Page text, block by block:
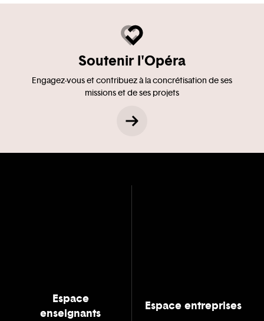
Soutenir l'Opéra
Engagez-vous et contribuez à la concrétisation de ses
missions et de ses projets
Espace
enseignants
Espace entreprises